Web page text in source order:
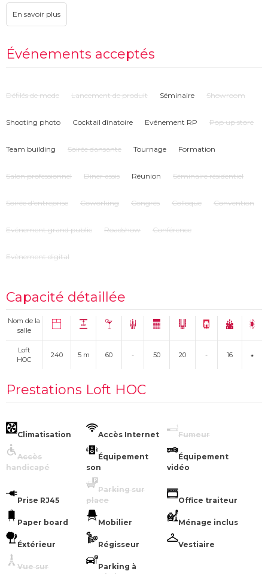
"atelier", d'une cuisine et d'un coin dédié aux pauses. Au niveau de la
technologie, il est équipé des meilleurs standard du marché. Le café, l'eau
filtrée, plate ou gazeuse, sont mis à disposition gracieusement.
Événements acceptés
Défilés de mode Lancement de produit Séminaire Showroom
Shooting photo Cocktail dînatoire Evénement RP Pop up store
Team building Soirée dansante Tournage Formation
Salon professionnel Diner assis Réunion Séminaire résidentiel
Soirée d'entreprise Coworking Congrés Colloque Convention
Evénement grand public Roadshow Conférence
Evènement digital
Capacité détaillée
Nom de la
salle
Loft
HOC
240 5 m 60 - 50 20 - 16
Prestations Loft HOC
Climatisation Accès Internet Fumeur
Accès
handicapé
Équipement
son
Équipement
vidéo
Prise RJ45
Parking sur
place
Office traiteur
Paper board Mobilier Ménage inclus
Éxtérieur Régisseur Vestiaire
Vue sur
Parking à